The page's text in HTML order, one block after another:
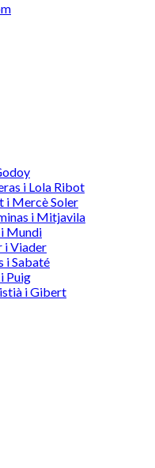
i Lola Ribot
i Mercè Soler
i Mitjavila
Mundi
i Viader
i Sabaté
Puig
i Gibert